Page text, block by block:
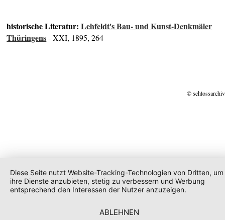
historische Literatur:Lehfeldt's Bau- und Kunst-Denkmäler
Thüringens- XXI, 1895, 264
©
Diese Seite nutzt Website-Tracking-Technologien von Dritten, um
ihre Dienste anzubieten, stetig zu verbessern und Werbung
entsprechend den Interessen der Nutzer anzuzeigen.
ABLEHNEN